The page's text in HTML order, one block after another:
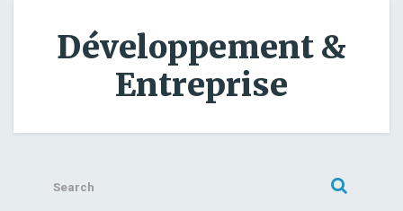
Développement &
Entreprise
for: